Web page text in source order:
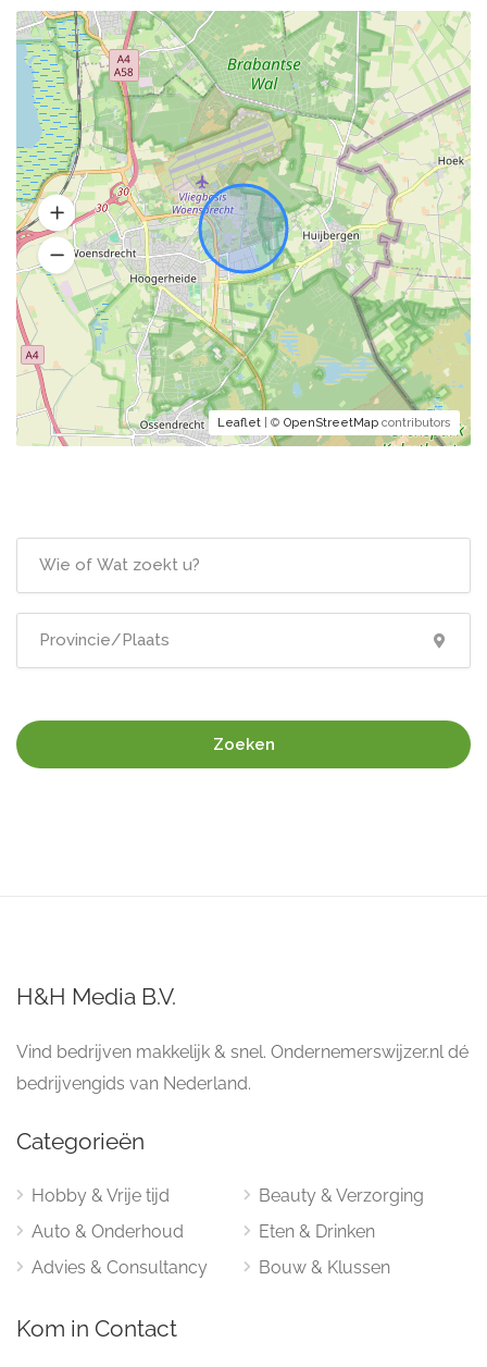
Leaflet | © OpenStreetMap contributors
Zoeken
H&H Media B.V.
Vind bedrijven makkelijk & snel. Ondernemerswijzer.nl dé
bedrijvengids van Nederland.
Categorieën
Hobby & Vrije tijd
Auto & Onderhoud
Advies & Consultancy
Beauty & Verzorging
Eten & Drinken
Bouw & Klussen
Kom in Contact